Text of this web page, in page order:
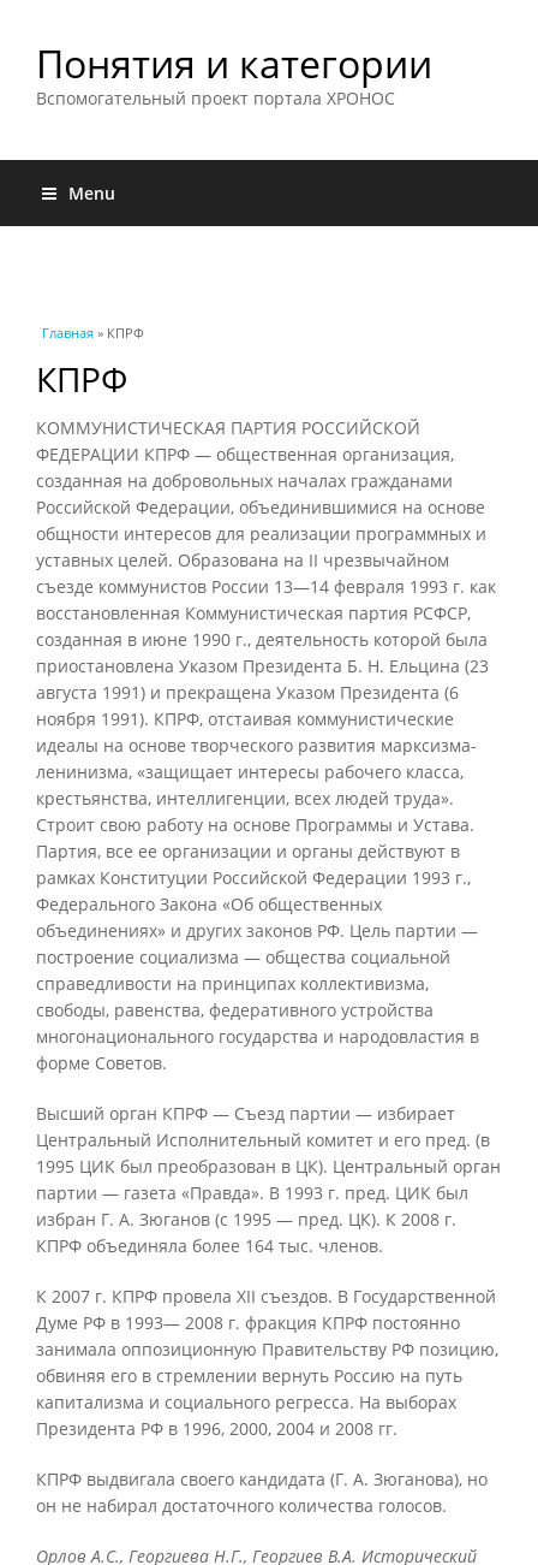
Понятия и категории
Вспомогательный проект портала ХРОНОС
Menu
Вы здесь
Главная » КПРФ
КПРФ
КОММУНИСТИЧЕСКАЯ ПАРТИЯ РОССИЙСКОЙ
ФЕДЕРАЦИИ КПРФ — общественная организация,
созданная на добровольных началах гражданами
Российской Федерации, объединившимися на основе
общности интересов для реализации программных и
уставных целей. Образована на II чрезвычайном
съезде коммунистов России 13—14 февраля 1993 г. как
восстановленная Коммунистическая партия РСФСР,
созданная в июне 1990 г., деятельность которой была
приостановлена Указом Президента Б. Н. Ельцина (23
августа 1991) и прекращена Указом Президента (6
ноября 1991). КПРФ, отстаивая коммунистические
идеалы на основе творческого развития марксизма-
ленинизма, «защищает интересы рабочего класса,
крестьянства, интеллигенции, всех людей труда».
Строит свою работу на основе Программы и Устава.
Партия, все ее организации и органы действуют в
рамках Конституции Российской Федерации 1993 г.,
Федерального Закона «Об общественных
объединениях» и других законов РФ. Цель партии —
построение социализма — общества социальной
справедливости на принципах коллективизма,
свободы, равенства, федеративного устройства
многонационального государства и народовластия в
форме Советов.
Высший орган КПРФ — Съезд партии — избирает
Центральный Исполнительный комитет и его пред. (в
1995 ЦИК был преобразован в ЦК). Центральный орган
партии — газета «Правда». В 1993 г. пред. ЦИК был
избран Г. А. Зюганов (с 1995 — пред. ЦК). К 2008 г.
КПРФ объединяла более 164 тыс. членов.
К 2007 г. КПРФ провела XII съездов. В Государственной
Думе РФ в 1993— 2008 г. фракция КПРФ постоянно
занимала оппозиционную Правительству РФ позицию,
обвиняя его в стремлении вернуть Россию на путь
капитализма и социального регресса. На выборах
Президента РФ в 1996, 2000, 2004 и 2008 гг.
КПРФ выдвигала своего кандидата (Г. А. Зюганова), но
он не набирал достаточного количества голосов.
Орлов А.С., Георгиева Н.Г., Георгиев В.А. Исторический